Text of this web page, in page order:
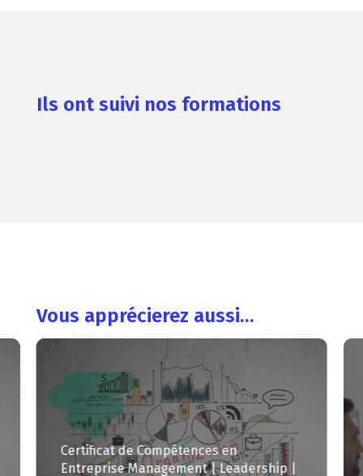
Ils ont suivi nos formations
Vous apprécierez aussi…
Certificat de Compétences en
Entreprise Management | Leadership |